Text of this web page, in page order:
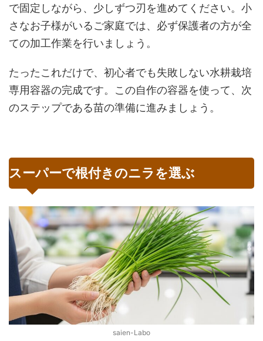
で固定しながら、少しずつ刃を進めてください。小
さなお子様がいるご家庭では、必ず保護者の方が全
ての加工作業を行いましょう。
たったこれだけで、初心者でも失敗しない水耕栽培
専用容器の完成です。この自作の容器を使って、次
のステップである苗の準備に進みましょう。
スーパーで根付きのニラを選ぶ
saien-Labo